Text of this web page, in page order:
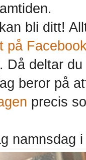
bli ditt!
på
Då deltar
beror på
precis
namnsdag